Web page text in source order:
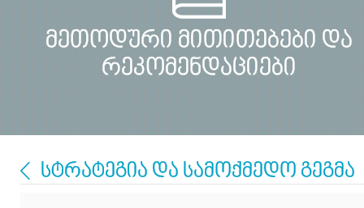
მეთოდური მითითებები და
რეკომენდაციები
სტრატეგია და სამოქმედო გეგმა